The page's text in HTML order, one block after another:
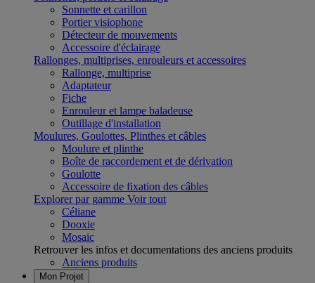
Sonnette et carillon
Portier visiophone
Détecteur de mouvements
Accessoire d'éclairage
Rallonges, multiprises, enrouleurs et accessoires
Rallonge, multiprise
Adaptateur
Fiche
Enrouleur et lampe baladeuse
Outillage d'installation
Moulures, Goulottes, Plinthes et câbles
Moulure et plinthe
Boîte de raccordement et de dérivation
Goulotte
Accessoire de fixation des câbles
Explorer par gamme Voir tout
Céliane
Dooxie
Mosaic
Retrouver les infos et documentations des anciens produits
Anciens produits
Mon Projet